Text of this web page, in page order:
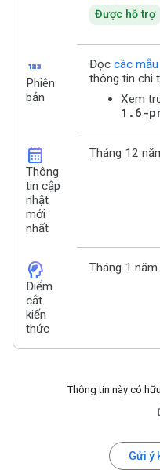
Được hỗ trợ
123
Phiên
bản
Đọc các
thông tin chi
Xem
1.6-
calendar_month
Thông
tin cập
nhật
mới
nhất
Tháng 12
cognition_2
Điểm
cắt
kiến
thức
Tháng 1
Thông tin này có
Gửi ý